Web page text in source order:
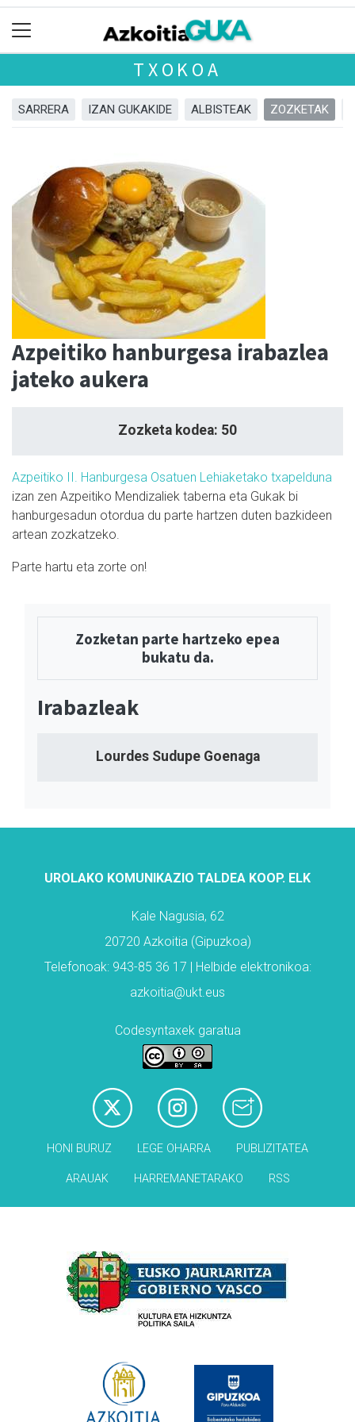
TXOKOA
SARRERA IZAN GUKAKIDE ALBISTEAK ZOZKETAK
Azpeitiko hanburgesa irabazlea
jateko aukera
Zozketa kodea: 50
Azpeitiko II. Hanburgesa Osatuen Lehiaketako txapelduna
izan zen Azpeitiko Mendizaliek taberna eta Gukak bi
hanburgesadun otordua du parte hartzen duten bazkideen
artean zozkatzeko.
Parte hartu eta zorte on!
Zozketan parte hartzeko epea
bukatu da.
Irabazleak
Lourdes Sudupe Goenaga
UROLAKO KOMUNIKAZIO TALDEA KOOP. ELK
Kale Nagusia, 62
20720 Azkoitia (Gipuzkoa)
Telefonoak: 943-85 36 17 | Helbide elektronikoa:
azkoitia@ukt.eus
Codesyntaxek garatua
HONI BURUZ LEGE OHARRA PUBLIZITATEA
ARAUAK HARREMANETARAKO RSS